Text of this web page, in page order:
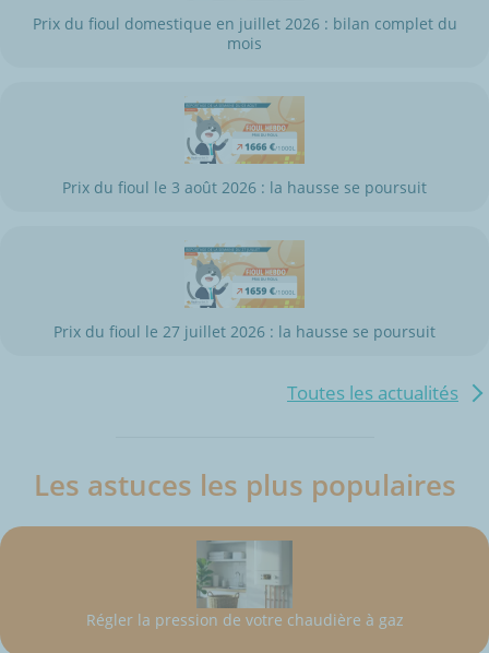
Prix du fioul domestique en juillet 2026 : bilan complet du
mois
Prix du fioul le 3 août 2026 : la hausse se poursuit
Prix du fioul le 27 juillet 2026 : la hausse se poursuit
Toutes les actualités
Les astuces les plus populaires
Régler la pression de votre chaudière à gaz